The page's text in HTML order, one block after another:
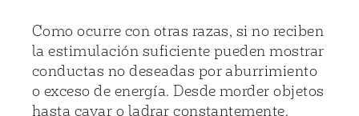
Como ocurre con otras razas, si no reciben
la estimulación suficiente pueden mostrar
conductas no deseadas por aburrimiento
o exceso de energía. Desde morder objetos
hasta cavar o ladrar constantemente.